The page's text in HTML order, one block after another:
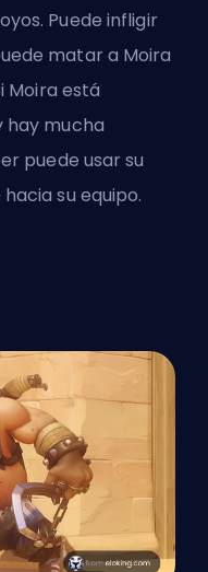
Puede infligir
matar a Moira
Moira está
hay mucha
puede usar su
su equipo.